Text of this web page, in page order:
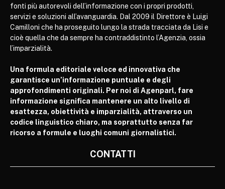
fonti più autorevoli dell’informazione con i propri prodotti,
servizi e soluzioni all’avanguardia. Dal 2009 il Direttore è Luigi
Camilloni che ha proseguito lungo la strada tracciata da Lisi e
cioè quella che da sempre ha contraddistinto l’Agenzia, ossia
l’imparzialità.
Una formula editoriale veloce ed innovativa che
garantisce un’informazione puntuale e degli
approfondimenti originali. Per noi di Agenparl, fare
informazione significa mantenere un alto livello di
esattezza, obiettività e imparzialità, attraverso un
codice linguistico chiaro, ma soprattutto senza far
ricorso a formule e luoghi comuni giornalistici.
CONTATTI